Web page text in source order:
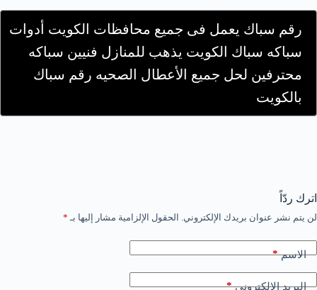
رقم سباك يعمل فى جميع محافظات الكويت أدوات
سباكه سباك الكويت يذهب للمنازل فنيين سباكه
محترفين لحل جميع الأعطال الصحيه رقم سباك
بالكويت
اترك ردّاً
لن يتم نشر عنوان بريدك الإلكتروني. الحقول الإلزامية مشار إليها بـ *
الاسم*
البريد الإلكتروني*